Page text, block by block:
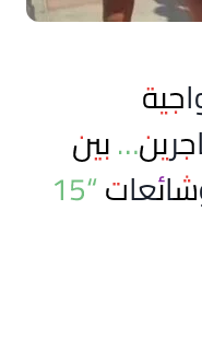
بين
قرارات الرباط ومدريد وشائعات “15